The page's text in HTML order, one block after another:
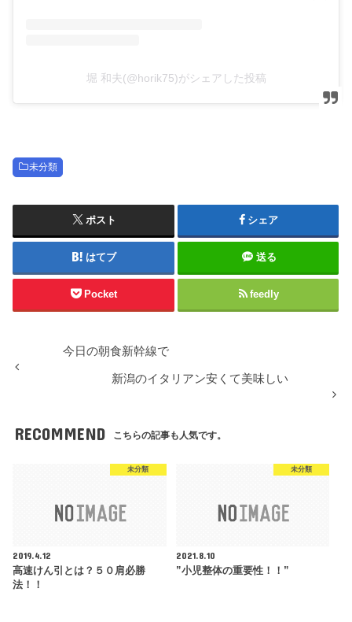
堀 和夫(@horik75)がシェアした投稿
未分類
ポスト シェア
はてブ 送る
Pocket feedly
今日の朝食新幹線で
新潟のイタリアン安くて美味しい
RECOMMEND こちらの記事も人気です。
未分類
2019.4.12
高速けん引とは？５０肩必勝
法！！
未分類
2021.8.10
”小児整体の重要性！！”